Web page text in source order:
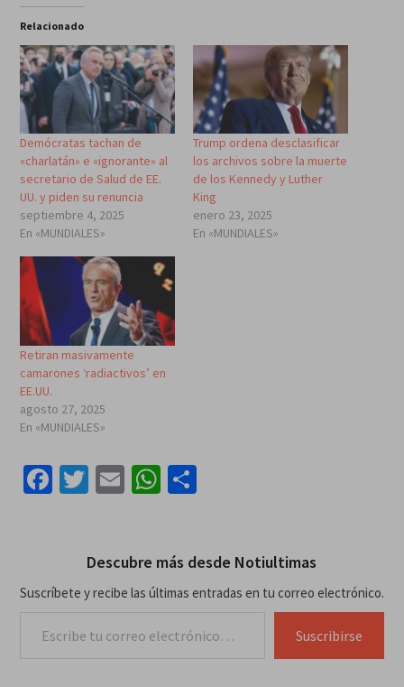
Relacionado
Demócratas tachan de
«charlatán» e «ignorante» al
secretario de Salud de EE.
UU. y piden su renuncia
septiembre 4, 2025
En «MUNDIALES»
Trump ordena desclasificar
los archivos sobre la muerte
de los Kennedy y Luther
King
enero 23, 2025
En «MUNDIALES»
Retiran masivamente
camarones ‘radiactivos’ en
EE.UU.
agosto 27, 2025
En «MUNDIALES»
Facebook
Twitter
EmailWhatsApp
Compartir
Descubre más desde Notiultimas
Suscríbete y recibe las últimas entradas en tu correo electrónico.
Suscribirse